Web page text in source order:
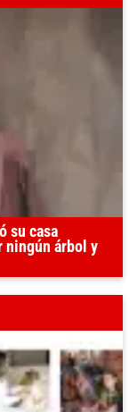
su casa
ningún árbol y